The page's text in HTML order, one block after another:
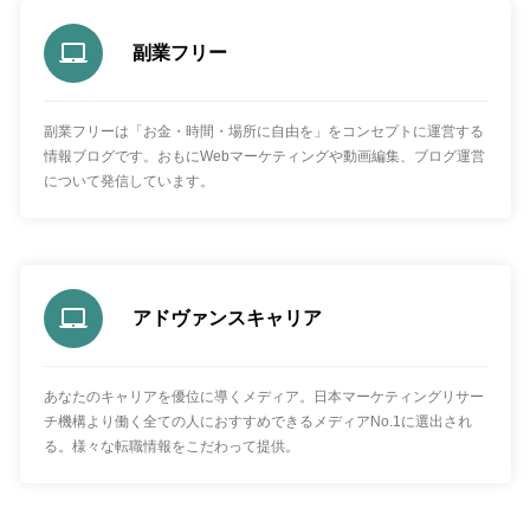
副業フリー
副業フリーは「お金・時間・場所に自由を」をコンセプトに運営する
情報ブログです。おもにWebマーケティングや動画編集、ブログ運営
について発信しています。
アドヴァンスキャリア
あなたのキャリアを優位に導くメディア。日本マーケティングリサー
チ機構より働く全ての人におすすめできるメディアNo.1に選出され
る。様々な転職情報をこだわって提供。